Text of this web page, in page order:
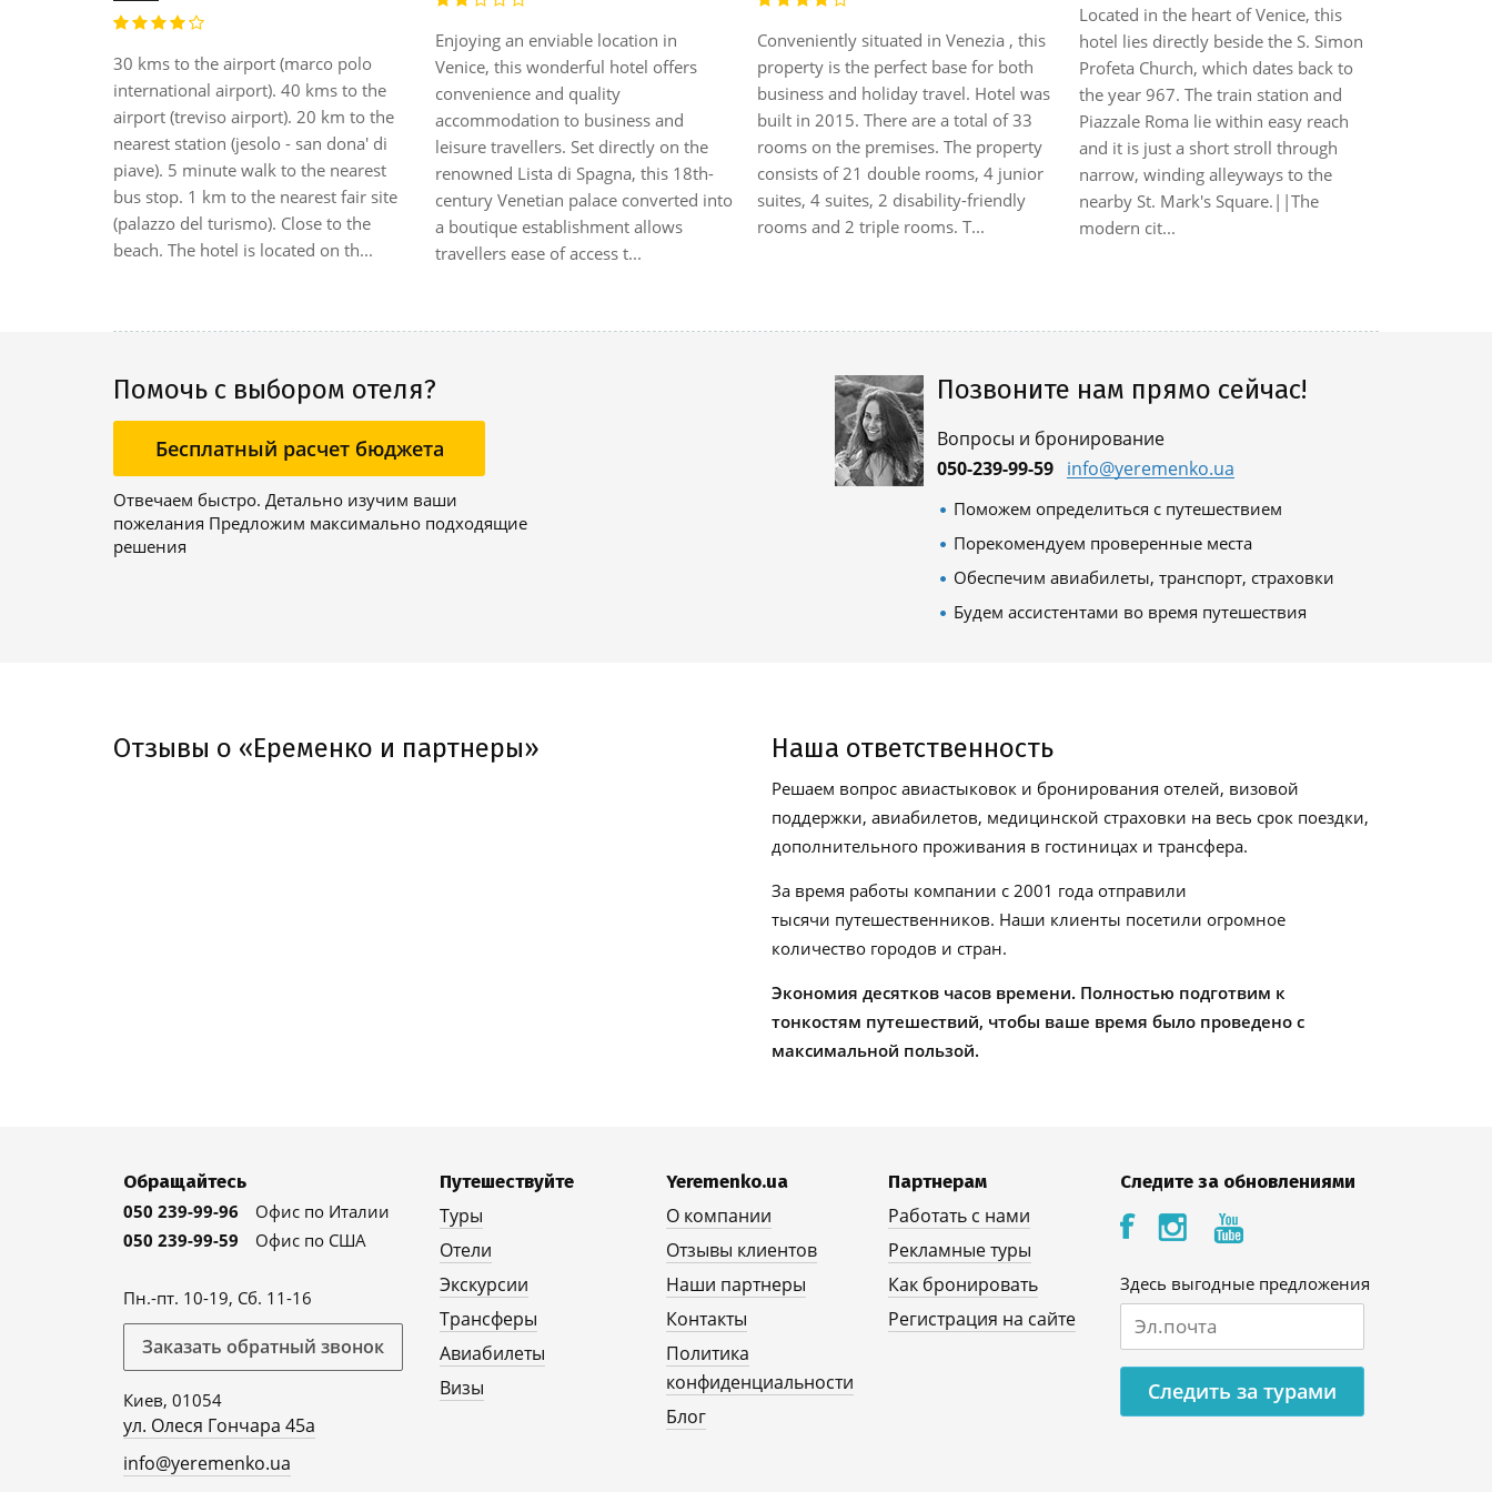
30 kms to the airport (marco polo
international airport). 40 kms to the
airport (treviso airport). 20 km to the
nearest station (jesolo - san dona' di
piave). 5 minute walk to the nearest
bus stop. 1 km to the nearest fair site
(palazzo del turismo). Close to the
beach. The hotel is located on th...
Enjoying an enviable location in
Venice, this wonderful hotel offers
convenience and quality
accommodation to business and
leisure travellers. Set directly on the
renowned Lista di Spagna, this 18th-
century Venetian palace converted into
a boutique establishment allows
travellers ease of access t...
Conveniently situated in Venezia , this
property is the perfect base for both
business and holiday travel. Hotel was
built in 2015. There are a total of 33
rooms on the premises. The property
consists of 21 double rooms, 4 junior
suites, 4 suites, 2 disability-friendly
rooms and 2 triple rooms. T...
Located in the heart of Venice, this
hotel lies directly beside the S. Simon
Profeta Church, which dates back to
the year 967. The train station and
Piazzale Roma lie within easy reach
and it is just a short stroll through
narrow, winding alleyways to the
nearby St. Mark's Square.||The
modern cit...
Помочь с выбором отеля?
Бесплатный расчет бюджета
Отвечаем быстро. Детально изучим ваши
пожелания Предложим максимально подходящие
решения
Позвоните нам прямо сейчас!
Вопросы и бронирование
050-239-99-59 info@yeremenko.ua
Поможем определиться с путешествием
Порекомендуем проверенные места
Обеспечим авиабилеты, транспорт, страховки
Будем ассистентами во время путешествия
Отзывы о «Еременко и партнеры» Наша ответственность
Решаем вопрос авиастыковок и бронирования отелей, визовой
поддержки, авиабилетов, медицинской страховки на весь срок поездки,
дополнительного проживания в гостиницах и трансфера.
За время работы компании с 2001 года отправили
тысячи путешественников. Наши клиенты посетили огромное
количество городов и стран.
Экономия десятков часов времени. Полностью подготвим к
тонкостям путешествий, чтобы ваше время было проведено с
максимальной пользой.
Обращайтесь
050 239-99-96
Офис по Италии
050 239-99-59
Офис по США
Пн.-пт. 10-19, Сб. 11-16
Заказать обратный звонок
Киев, 01054
ул. Олеся Гончара 45а
info@yeremenko.ua
Путешествуйте
Туры
Отели
Экскурсии
Трансферы
Авиабилеты
Визы
Yeremenko.ua
О компании
Отзывы клиентов
Наши партнеры
Контакты
Политика
конфиденциальности
Блог
Партнерам
Работать с нами
Рекламные туры
Как бронировать
Регистрация на сайте
Следите за обновлениями
Здесь выгодные предложения
Следить за турами